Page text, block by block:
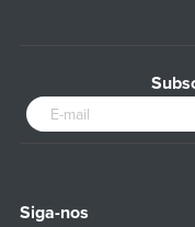
Siga-nos